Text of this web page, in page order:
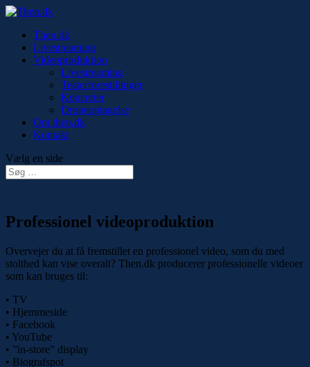
Then.dk
Livestreaming
Videoproduktion
Livestreaming
Teaterforestillinger
Koncerter
Droneoptagelse
Om then.dk
Kontakt
Vælg en side
Professionel videoproduktion
Overvejer du at få fremstillet en professionel video, som du med
stolthed kan vise overalt? Then.dk producerer professionelle videoer
som kan bruges til:
• TV
• Hjemmeside
• Facebook
• YouTube
• ”in-store” display
• Biografspot